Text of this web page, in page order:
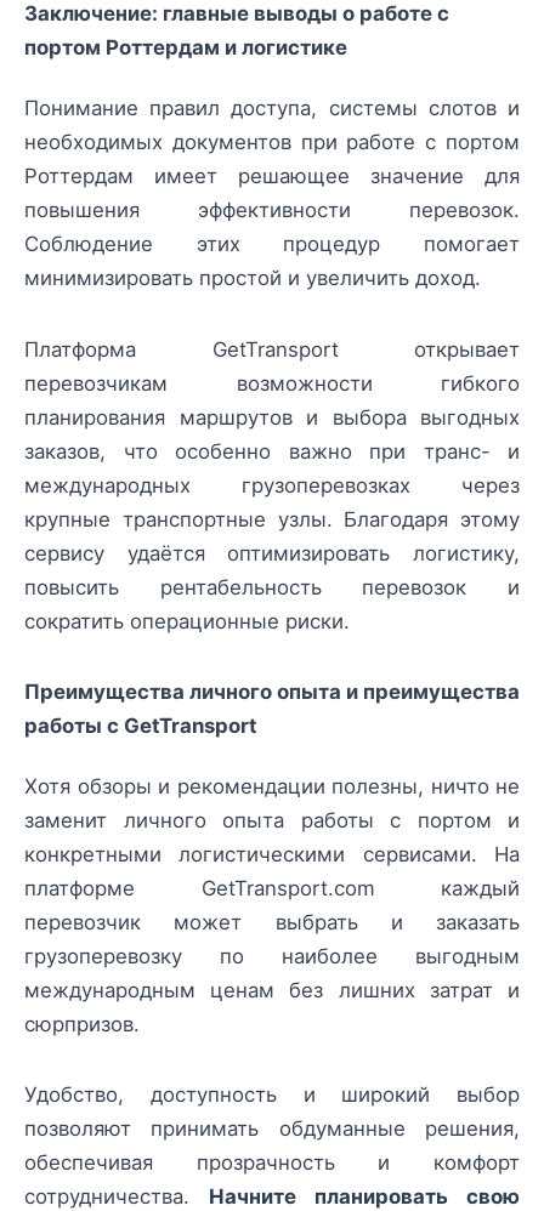
Заключение: главные выводы о работе с
портом Роттердам и логистике
Понимание правил доступа, системы слотов и
необходимых документов при работе с портом
Роттердам имеет решающее значение для
повышения эффективности перевозок.
Соблюдение этих процедур помогает
минимизировать простой и увеличить доход.
Платформа GetTransport открывает
перевозчикам возможности гибкого
планирования маршрутов и выбора выгодных
заказов, что особенно важно при транс- и
международных грузоперевозках через
крупные транспортные узлы. Благодаря этому
сервису удаётся оптимизировать логистику,
повысить рентабельность перевозок и
сократить операционные риски.
Преимущества личного опыта и преимущества
работы с GetTransport
Хотя обзоры и рекомендации полезны, ничто не
заменит личного опыта работы с портом и
конкретными логистическими сервисами. На
платформе GetTransport.com каждый
перевозчик может выбрать и заказать
грузоперевозку по наиболее выгодным
международным ценам без лишних затрат и
сюрпризов.
Удобство, доступность и широкий выбор
позволяют принимать обдуманные решения,
обеспечивая прозрачность и комфорт
сотрудничества. Начните планировать свою